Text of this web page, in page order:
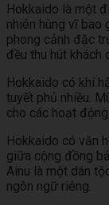
Hokkaido là một
nhiên hùng vĩ bao
phong cảnh đặc
đều thu hút khách
Hokkaido có khí
tuyết phủ nhiều.
cho các hoạt
Hokkaido có văn
giữa cộng đồng
Ainu là một dân
ngôn ngữ riêng.